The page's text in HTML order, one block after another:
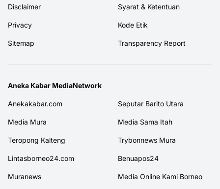
Disclaimer Syarat & Ketentuan
Privacy Kode Etik
Sitemap Transparency Report
Aneka Kabar MediaNetwork
Anekakabar.com Seputar Barito Utara
Media Mura Media Sama Itah
Teropong Kalteng Trybonnews Mura
Lintasborneo24.com Benuapos24
Muranews Media Online Kami Borneo